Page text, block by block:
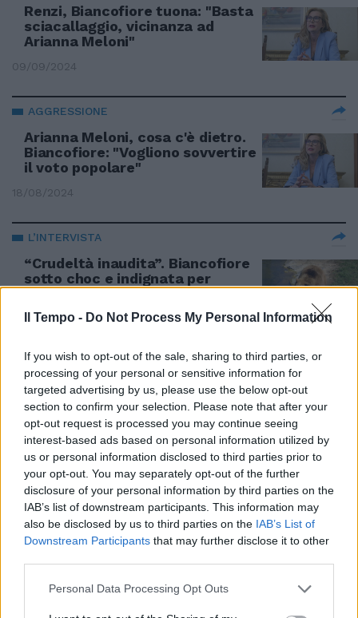
Il Tempo - Do Not Process My Personal Information
If you wish to opt-out of the sale, sharing to third parties, or
processing of your personal or sensitive information for
targeted advertising by us, please use the below opt-out
section to confirm your selection. Please note that after your
opt-out request is processed you may continue seeing
interest-based ads based on personal information utilized by
us or personal information disclosed to third parties prior to
your opt-out. You may separately opt-out of the further
disclosure of your personal information by third parties on the
IAB’s list of downstream participants. This information may
also be disclosed by us to third parties on the IAB’s List of
Downstream Participants that may further disclose it to other
Personal Data Processing Opt Outs
Renzi, Biancofiore tuona: "Basta
sciacallaggio, vicinanza ad
Arianna Meloni"
09/09/2024
AGGRESSIONE
Arianna Meloni, cosa c'è dietro.
Biancofiore: "Vogliono sovvertire
il voto popolare"
18/08/2024
L’INTERVISTA
“Crudeltà inaudita”. Biancofiore
sotto choc e indignata per
l’abbattimento dell’orsa KJ1
30/07/2024
AMICI A 4 ZAMPE
Giornata del cane in ufficio,
Michaela Biancofiore al Senato
con Puggy
26/06/2024
UN ANNO DALLA SCOMPARSA
Il ricordo di Biancofiore su
Berlusconi: un vuoto infinito, ci
ha insegnato a gettare il cuore
oltre l’ostacolo
12/06/2024